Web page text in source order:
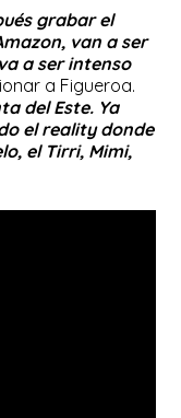
grabar el
van a ser
a ser intenso
a Figueroa.
del Este. Ya
el reality donde
el Tirri, Mimi,